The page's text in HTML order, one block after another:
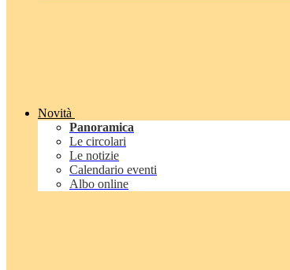
Novità
Panoramica
Le circolari
Le notizie
Calendario eventi
Albo online